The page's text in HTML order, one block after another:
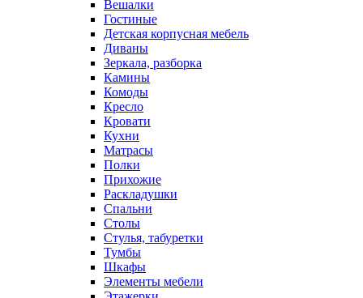
Вешалки
Гостиные
Детская корпусная мебель
Диваны
Зеркала, разборка
Камины
Комоды
Кресло
Кровати
Кухни
Матрасы
Полки
Прихожие
Раскладушки
Спальни
Столы
Стулья, табуретки
Тумбы
Шкафы
Элементы мебели